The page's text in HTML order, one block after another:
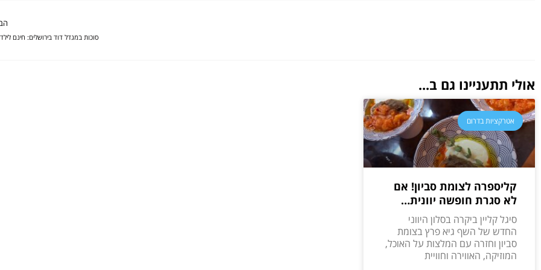
סוכות במגדל דוד בירושלים: חינם
אולי תתעניינו גם ב...
אטרקציות בדרום
קליספרה לצומת סביון! אם
לא סגרת חופשה יוונית…
סיגל קליין ביקרה בסלון היווני
החדש של השף גיא פרץ בצומת
סביון וחזרה עם המלצות על האוכל,
המוזיקה, האווירה וחוויית